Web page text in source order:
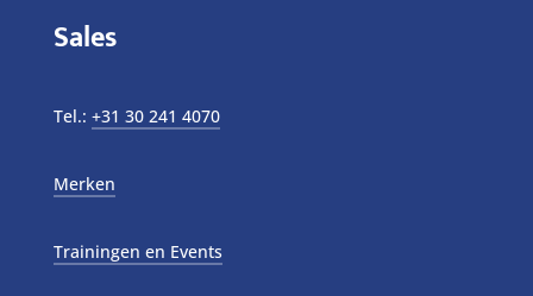
Sales
Tel.: +31 30 241 4070
Merken
Trainingen en Events